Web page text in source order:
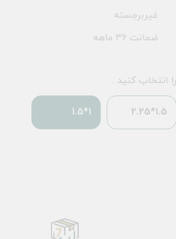
غیربرجسته
ضمانت 36 ماهه
انتخاب کنید :
1.5*2.25
1*1.5